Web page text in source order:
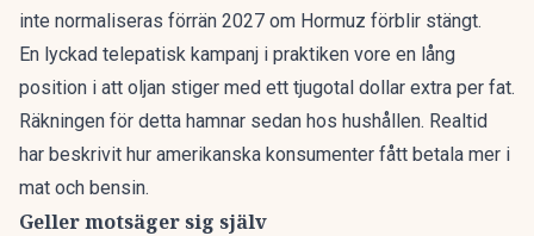
inte normaliseras förrän 2027 om Hormuz förblir stängt.
En lyckad telepatisk kampanj i praktiken vore en lång
position i att oljan stiger med ett tjugotal dollar extra per fat.
Räkningen för detta hamnar sedan hos hushållen. Realtid
har beskrivit hur amerikanska konsumenter fått betala mer i
mat och bensin.
Geller motsäger sig själv